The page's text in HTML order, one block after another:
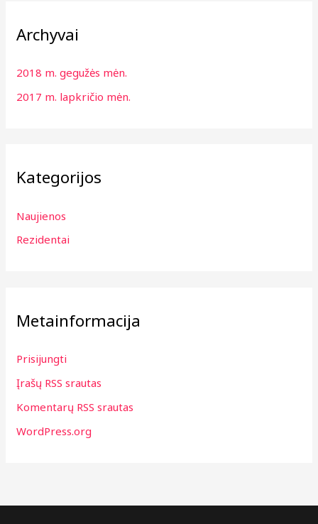
Archyvai
2018 m. gegužės mėn.
2017 m. lapkričio mėn.
Kategorijos
Naujienos
Rezidentai
Metainformacija
Prisijungti
Įrašų RSS srautas
Komentarų RSS srautas
WordPress.org